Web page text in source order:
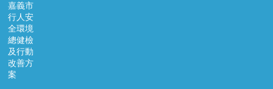
開
放
宣
告
嘉義市
行人安
全環境
總健檢
及行動
改善方
案